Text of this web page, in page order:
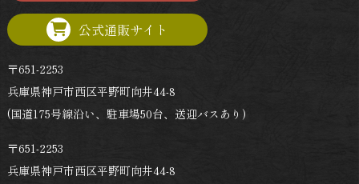
公式通販サイト
〒651-2253
兵庫県神戸市西区平野町向井44-8
(国道175号線沿い、駐車場50台、送迎バスあり)
〒651-2253
兵庫県神戸市西区平野町向井44-8